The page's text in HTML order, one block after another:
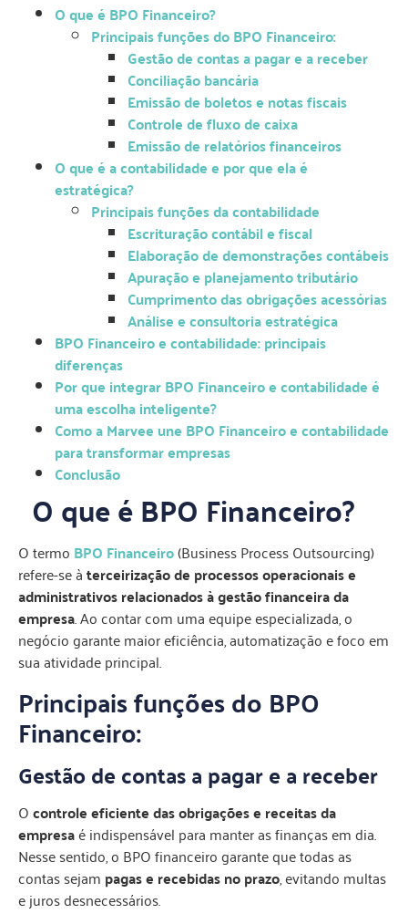
O que é BPO Financeiro?
Principais funções do BPO Financeiro:
Gestão de contas a pagar e a receber
Conciliação bancária
Emissão de boletos e notas fiscais
Controle de fluxo de caixa
Emissão de relatórios financeiros
O que é a contabilidade e por que ela é
estratégica?
Principais funções da contabilidade
Escrituração contábil e fiscal
Elaboração de demonstrações contábeis
Apuração e planejamento tributário
Cumprimento das obrigações acessórias
Análise e consultoria estratégica
BPO Financeiro e contabilidade: principais
diferenças
Por que integrar BPO Financeiro e contabilidade é
uma escolha inteligente?
Como a Marvee une BPO Financeiro e contabilidade
para transformar empresas
Conclusão
O que é BPO Financeiro?
O termo BPO Financeiro(Business Process Outsourcing)
refere-se àterceirização de processos operacionais e
administrativos relacionados à gestão financeira da
empresa. Ao contar com uma equipe especializada, o
negócio garante maior eficiência, automatização e foco em
sua atividade principal.
Principais funções do BPO
Financeiro:
Gestão de contas a pagar e a receber
Ocontrole eficiente das obrigações e receitas da
empresaé indispensável para manter as finanças em dia.
Nesse sentido, o BPO financeiro garante que todas as
contas sejam pagas e recebidas no prazo, evitando multas
e juros desnecessários.